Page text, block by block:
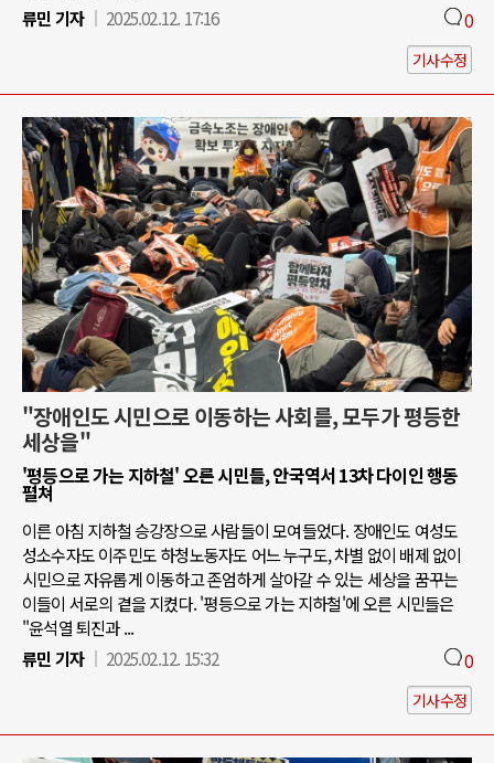
류민 기자
2025.02.12. 17:16 0
기사수정
"장애인도 시민으로 이동하는 사회를, 모두가 평등한
세상을"
'평등으로 가는 지하철' 오른 시민들, 안국역서 13차 다이인 행동
펼쳐
이른 아침 지하철 승강장으로 사람들이 모여들었다. 장애인도 여성도
성소수자도 이주민도 하청노동자도 어느 누구도, 차별 없이 배제 없이
시민으로 자유롭게 이동하고 존엄하게 살아갈 수 있는 세상을 꿈꾸는
이들이 서로의 곁을 지켰다. '평등으로 가는 지하철'에 오른 시민들은
"윤석열 퇴진과 ...
류민 기자
2025.02.12. 15:32 0
기사수정